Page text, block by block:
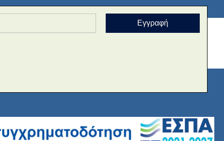
Εγγραφή